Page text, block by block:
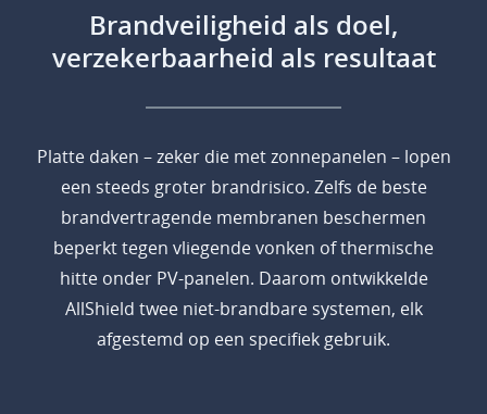
Brandveiligheid als doel,
verzekerbaarheid als resultaat
Platte daken – zeker die met zonnepanelen – lopen
een steeds groter brandrisico. Zelfs de beste
brandvertragende membranen beschermen
beperkt tegen vliegende vonken of thermische
hitte onder PV-panelen. Daarom ontwikkelde
AllShield twee niet-brandbare systemen, elk
afgestemd op een specifiek gebruik.